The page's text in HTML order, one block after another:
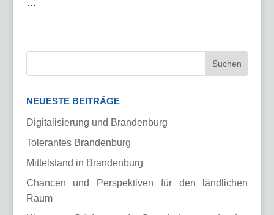
…
NEUESTE BEITRÄGE
Digitalisierung und Brandenburg
Tolerantes Brandenburg
Mittelstand in Brandenburg
Chancen und Perspektiven für den ländlichen
Raum